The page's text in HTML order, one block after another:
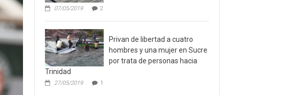
07/05/2019 2
Privan de libertad a cuatro
hombres y una mujer en Sucre
por trata de personas hacia
Trinidad
27/05/2019 1